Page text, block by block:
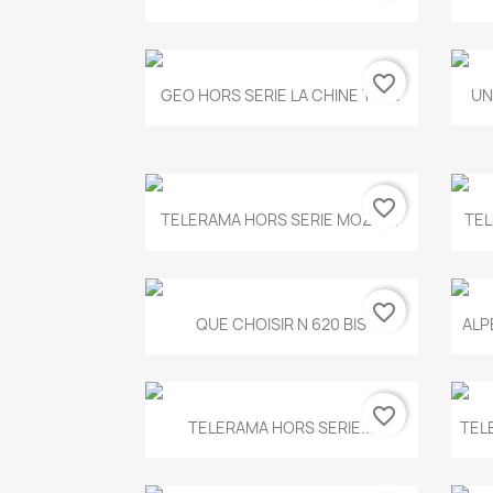
Aperçu rapide
GEO HORS SERIE LA CHINE T.497
favorite_border
Aperçu rapide
TELERAMA HORS SERIE MOZART
favorite_border
Aperçu rapide
QUE CHOISIR N 620 BIS favorite_border
Aperçu rapide
TELERAMA HORS SERIE...favorite_border